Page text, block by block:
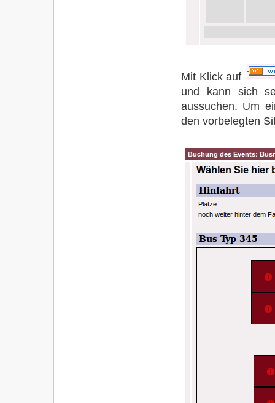
Mit Klick auf
und kann sich
aussuchen. Um
den vorbelegten